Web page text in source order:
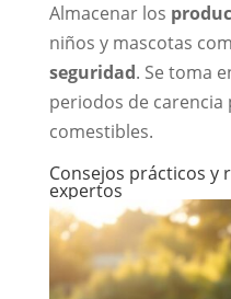
Almacenar los
niños y mascotas
seguridad. Se toma
periodos de carencia
comestibles.
Consejos prácticos y
expertos